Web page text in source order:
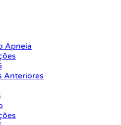
Apneia
Anteriores